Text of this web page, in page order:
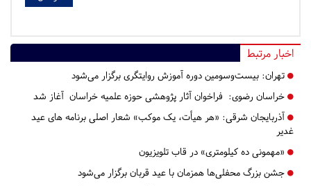
اخبار مرتبط
تهران: بیست‌وسومین دوره آموزش روایتگری برگزار می‌شود
خراسان رضوی: فراخوان آثار پژوهشی حوزه علمیه خراسان آغاز شد
آذربایجان شرقی: «هر هیأت، یک موکب» شعار اصلی برنامه های عید
غدیر
«مهمونی ده کیلومتری» در قاب تلویزیون
جشن بزرگ محفلی‌ها همزمان با عید قربان برگزار می‌شود